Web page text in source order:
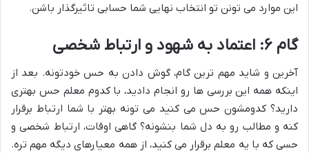
این موارد می تونن تو انتخاب نهایی شما حسابی تاثیرگذار باشن.
گام ۶: اعتماد به شهود و ارتباط شخصی
آخرین و شاید مهم ترین گام، گوش دادن به حس خودتونه. بعد از
اینکه همه این بررسی ها رو انجام دادید، با کدوم معلم حس بهتری
دارید؟ کدومشون حس می کنید می تونه بهتر با شما ارتباط برقرار
کنه و مطالب رو به دل شما بنشونه؟ گاهی اوقات، ارتباط شخصی و
حسی که با یه معلم برقرار می کنید، از همه معیارهای دیگه مهم تره.